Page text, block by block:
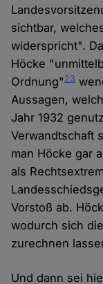
sichtbar,
widerspricht".
Höcke
Ordnung"23
Aussagen,
Jahr 1932
Verwandtschaft
man Höcke gar
als
Vorstoß ab.
wodurch sich
zurechnen
Und dann sei